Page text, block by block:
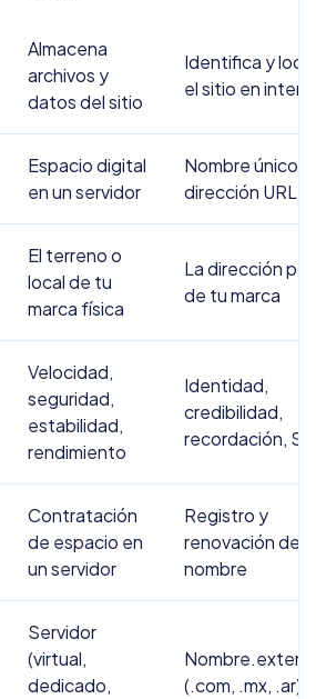
Almacena
archivos y
datos del sitio
Identifica y
el sitio en
Espacio digital
en un servidor
Nombre único y
dirección URL
El terreno o
local de tu
marca física
La dirección
de tu marca
Velocidad,
seguridad,
estabilidad,
rendimiento
Identidad,
credibilidad,
recordación,
Contratación
de espacio en
un servidor
Registro y
renovación del
nombre
Servidor
(virtual,
dedicado,
(.com, .mx, .ar)